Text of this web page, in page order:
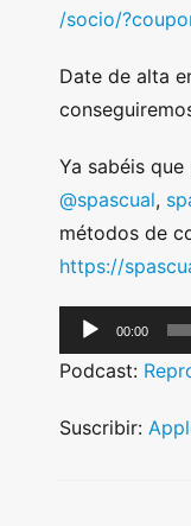
/socio/
Date de alta
Ya sabéis
@spascual,
métodos de
https://
u
i
00:00
Podcast:
Suscribir: